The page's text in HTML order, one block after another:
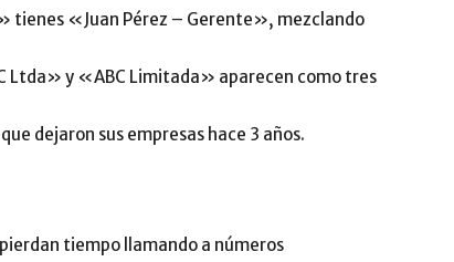
tienes «Juan Pérez – Gerente», mezclando
Ltda» y «ABC Limitada» aparecen como tres
dejaron sus empresas hace 3 años.
tiempo llamando a números